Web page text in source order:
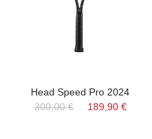
Head Speed Pro 2024
300,00 €
189,90 €